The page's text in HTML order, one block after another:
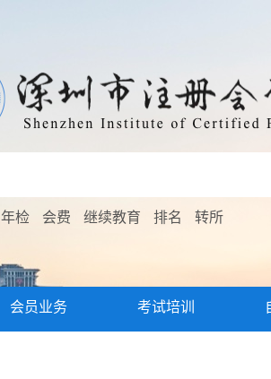
年检 会费 继续教育 排名 转所
会员业务 考试培训